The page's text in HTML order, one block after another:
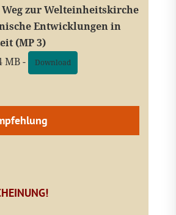
zur Welteinheitskirche
Entwicklungen in
(MP 3)
MB -
Download